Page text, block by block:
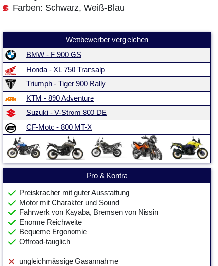
Farben: Schwarz, Weiß-Blau
Wettbewerber vergleichen
BMW - F 900 GS
Honda - XL 750 Transalp
Triumph - Tiger 900 Rally
KTM - 890 Adventure
Suzuki - V-Strom 800 DE
CF-Moto - 800 MT-X
Pro & Kontra
Preiskracher mit guter Ausstattung
Motor mit Charakter und Sound
Fahrwerk von Kayaba, Bremsen von Nissin
Enorme Reichweite
Bequeme Ergonomie
Offroad-tauglich
ungleichmässige Gasannahme